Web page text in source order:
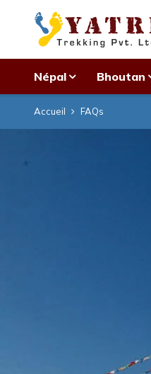
Népal Bhoutan
Accueil FAQs